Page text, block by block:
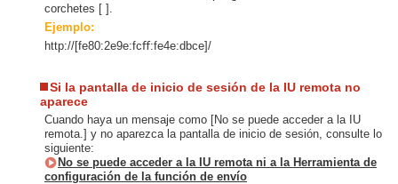
corchetes [ ].
Ejemplo:
http://[fe80:2e9e:fcﬀ:fe4e:dbce]/
Si la pantalla de inicio de sesión de la IU remota no
aparece
Cuando haya un mensaje como [No se puede acceder a la IU
remota.] y no aparezca la pantalla de inicio de sesión, consulte lo
siguiente:
No se puede acceder a la IU remota ni a la Herramienta de
configuración de la función de envío